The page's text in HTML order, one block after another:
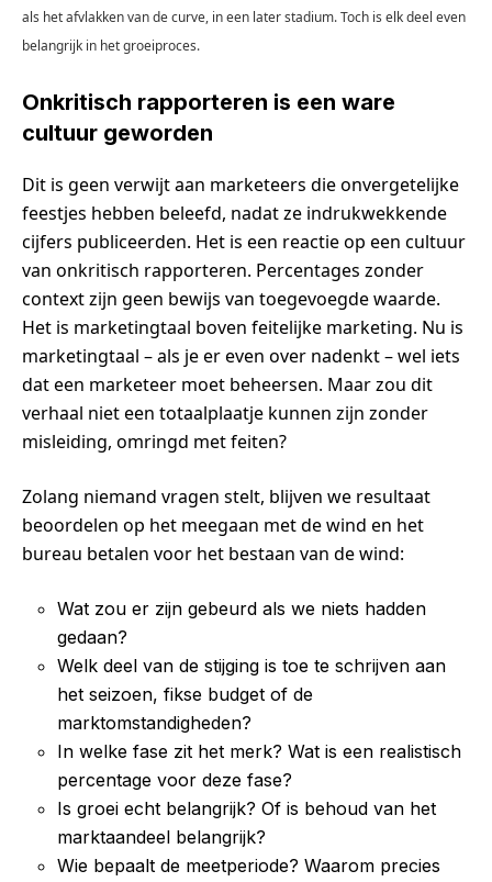
als het afvlakken van de curve, in een later stadium. Toch is elk deel even
belangrijk in het groeiproces.
Onkritisch rapporteren is een ware
cultuur geworden
Dit is geen verwijt aan marketeers die onvergetelijke
feestjes hebben beleefd, nadat ze indrukwekkende
cijfers publiceerden. Het is een reactie op een cultuur
van onkritisch rapporteren. Percentages zonder
context zijn geen bewijs van toegevoegde waarde.
Het is marketingtaal boven feitelijke marketing. Nu is
marketingtaal – als je er even over nadenkt – wel iets
dat een marketeer moet beheersen. Maar zou dit
verhaal niet een totaalplaatje kunnen zijn zonder
misleiding, omringd met feiten?
Zolang niemand vragen stelt, blijven we resultaat
beoordelen op het meegaan met de wind en het
bureau betalen voor het bestaan van de wind:
Wat zou er zijn gebeurd als we niets hadden
gedaan?
Welk deel van de stijging is toe te schrijven aan
het seizoen, fikse budget of de
marktomstandigheden?
In welke fase zit het merk? Wat is een realistisch
percentage voor deze fase?
Is groei echt belangrijk? Of is behoud van het
marktaandeel belangrijk?
Wie bepaalt de meetperiode? Waarom precies